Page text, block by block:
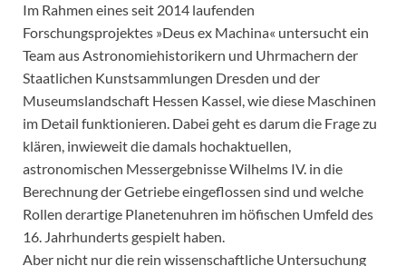
Im Rahmen eines seit 2014 laufenden
Forschungsprojektes »Deus ex Machina« untersucht ein
Team aus Astronomiehistorikern und Uhrmachern der
Staatlichen Kunstsammlungen Dresden und der
Museumslandschaft Hessen Kassel, wie diese Maschinen
im Detail funktionieren. Dabei geht es darum die Frage zu
klären, inwieweit die damals hochaktuellen,
astronomischen Messergebnisse Wilhelms IV. in die
Berechnung der Getriebe eingeflossen sind und welche
Rollen derartige Planetenuhren im höfischen Umfeld des
16. Jahrhunderts gespielt haben.
Aber nicht nur die rein wissenschaftliche Untersuchung